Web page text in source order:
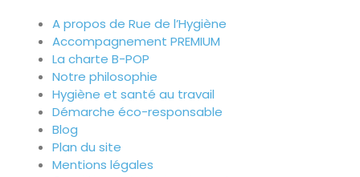
A propos de Rue de l’Hygiène
Accompagnement PREMIUM
La charte B-POP
Notre philosophie
Hygiène et santé au travail
Démarche éco-responsable
Blog
Plan du site
Mentions légales